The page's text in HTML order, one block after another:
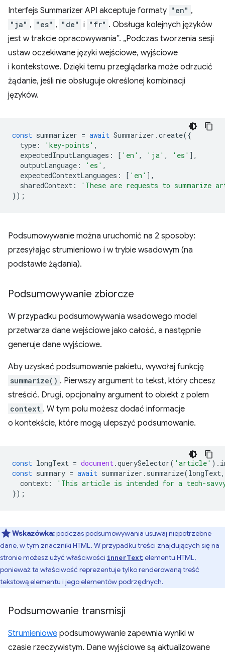
Interfejs Summarizer API akceptuje formaty "en" ,
"ja" , "es" , "de" i "fr" . Obsługa kolejnych języków
jest w trakcie opracowywania”. „Podczas tworzenia sesji
ustaw oczekiwane języki wejściowe, wyjściowe
i kontekstowe. Dzięki temu przeglądarka może odrzucić
żądanie, jeśli nie obsługuje określonej kombinacji
języków.
const summarizer = await Summarizer .create({
type : 'key-points' ,
expectedInputLanguages : [ 'en' , 'ja' , 'es' ],
outputLanguage : 'es' ,
expectedContextLanguages : [ 'en' ],
sharedContext :
'These are requests to summarize
});
Podsumowywanie można uruchomić na 2 sposoby:
przesyłając strumieniowo i w trybie wsadowym (na
podstawie żądania).
Podsumowywanie zbiorcze
W przypadku podsumowywania wsadowego model
przetwarza dane wejściowe jako całość, a następnie
generuje dane wyjściowe.
Aby uzyskać podsumowanie pakietu, wywołaj funkcję
summarize() . Pierwszy argument to tekst, który chcesz
streścić. Drugi, opcjonalny argument to obiekt z polem
context . W tym polu możesz dodać informacje
o kontekście, które mogą ulepszyć podsumowanie.
const longText = document.querySelector( 'article' ).
const summary = await summarizer . summarize(longText,
context :
'This article is intended for a tech-
});
Wskazówka:podczas podsumowywania usuwaj niepotrzebne
dane, w tym znaczniki HTML. W przypadku treści znajdujących się na
stronie możesz użyć właściwości innerText elementu HTML,
ponieważ ta właściwość reprezentuje tylko renderowaną treść
tekstową elementu i jego elementów podrzędnych.
Podsumowanie transmisji
Strumieniowe podsumowywanie zapewnia wyniki w
czasie rzeczywistym. Dane wyjściowe są aktualizowane